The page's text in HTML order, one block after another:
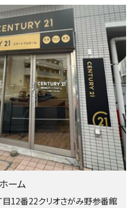
歩17分
キッチンから…
5,480万円
4ＬＤＫ
相模大野駅
バ9分・歩4分
です。 南東…
3,680万円
4ＬＤＫ
橋本駅
ーム
12番22クリオさがみ野参番館